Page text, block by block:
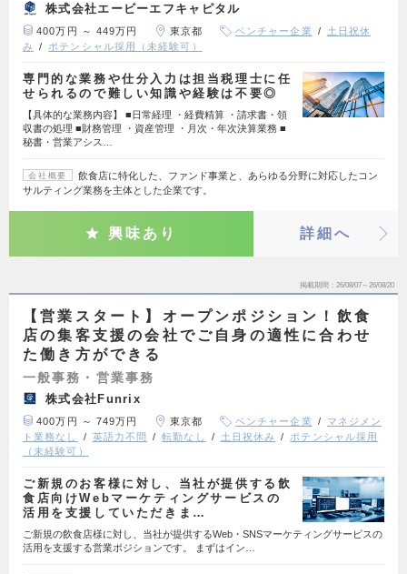
株式会社エービーエフキャピタル
400万円 ～ 449万円 東京都 ベンチャー企業
土日祝休
み
ポテンシャル採用（未経験可）
専門的な業務や仕分入力は担当税理士に任
せられるので難しい知識や経験は不要◎
【具体的な業務内容】 ■日常経理 ・経費精算 ・請求書・領
収書の処理 ■財務管理 ・資産管理 ・月次・年次決算業務 ■
秘書・営業アシス…
会社概要
飲食店に特化した、ファンド事業と、あらゆる分野に対応したコン
サルティング業務を主体とした企業です。
興味あり 詳細へ
掲載期間 26/08/07～26/08/20
【営業スタート】オープンポジション！飲食
店の集客支援の会社でご自身の適性に合わせ
た働き方ができる
一般事務・営業事務
株式会社Funrix
400万円 ～ 749万円 東京都 ベンチャー企業
マネジメン
ト業務なし
英語力不問 転勤なし 土日祝休み
ポテンシャル採用
（未経験可）
ご新規のお客様に対し、当社が提供する飲
食店向けWebマーケティングサービスの
活用を支援していただきま…
ご新規の飲食店様に対し、当社が提供するWeb・SNSマーケティングサービスの
活用を支援する営業ポジションです。 まずはイン…